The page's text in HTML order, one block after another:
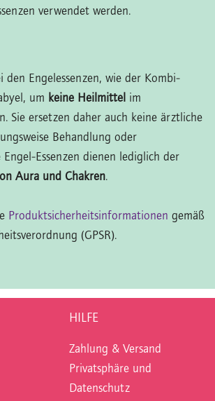
verwendet werden.
den Engelessenzen, wie der Kombi-
um keine Heilmittel im
Sie ersetzen daher auch keine ärztliche
Behandlung oder
Essenzen dienen lediglich der
Aura und Chakren.
Produktsicherheitsinformationen gemäß
(GPSR).
HILFE
Zahlung & Versand
Privatsphäre und
Datenschutz